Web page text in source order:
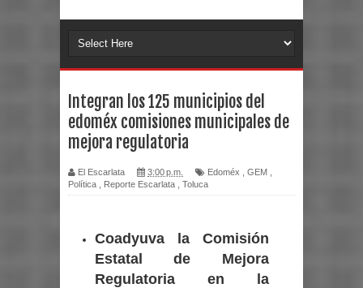
Integran los 125 municipios del
edoméx comisiones municipales de
mejora regulatoria
El Escarlata 3:00 p.m. Edoméx GEM
Política
Reporte Escarlata Toluca
Coadyuva la Comisión
Estatal de Mejora
Regulatoria en la